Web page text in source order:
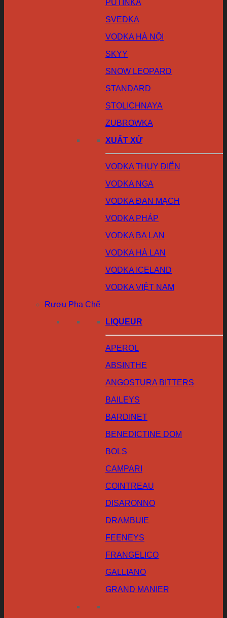
PUTINKA
SVEDKA
VODKA HÀ NỘI
SKYY
SNOW LEOPARD
STANDARD
STOLICHNAYA
ZUBROWKA
XUẤT XỨ
VODKA THỤY ĐIỂN
VODKA NGA
VODKA ĐAN MẠCH
VODKA PHÁP
VODKA BA LAN
VODKA HÀ LAN
VODKA ICELAND
VODKA VIỆT NAM
Rượu Pha Chế
LIQUEUR
APEROL
ABSINTHE
ANGOSTURA BITTERS
BAILEYS
BARDINET
BENEDICTINE DOM
BOLS
CAMPARI
COINTREAU
DISARONNO
DRAMBUIE
FEENEYS
FRANGELICO
GALLIANO
GRAND MANIER